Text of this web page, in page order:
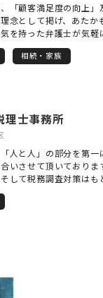
「顧客満足度の向上」
念として掲げ、あたか
を持った弁護士が気軽
沙汰になる前に紛争を
するべく、陽日に向かう
相続・家族
理士事務所
人と人」の部分を第一
いさせて頂いておりま
して税務調査対策はも
受け、存続し続ける経
。 「黒字決算」という言
ります。